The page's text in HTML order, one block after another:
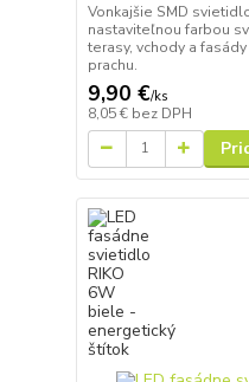
Vonkajšie SMD
nastaviteľnou farbou
terasy, vchody a
prachu.
9,90 €/ks
8,05 € bez DPH